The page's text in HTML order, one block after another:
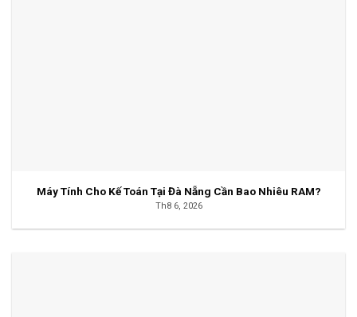
Máy Tính Cho Kế Toán Tại Đà Nẵng Cần Bao Nhiêu RAM?
Th8 6, 2026